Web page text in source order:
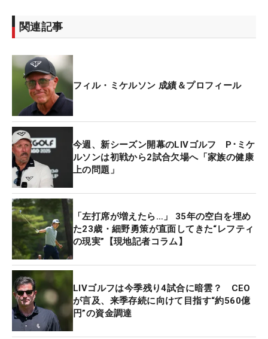
メンバーシップを剥奪したことを伝えた。
年3月のLIVゴルフ・サウスアフリカ大会。歴代覇者
に名を連ねる4月の「マスターズ」は「家族の健康
問題」を理由に欠場し、5月上旬にはLIVゴルフの次
戦、2021年にメジャー最年長記録で制した「全米プ
ロ選手権」にも出場しないことを発表した。なおミ
ケルソンは、2位に6度入っている来週の「全米オー
プン」の出場資格は持っていない。
関連記事
フィル・ミケルソン 成績＆プロフィール
今週、新シーズン開幕のLIVゴルフ P･ミケ
ルソンは初戦から2試合欠場へ「家族の健康
上の問題」
「左打席が増えたら…」 35年の空白を埋め
た23歳・細野勇策が直面してきた“レフティ
の現実”【現地記者コラム】
LIVゴルフは今季残り4試合に暗雲？ CEO
が言及、来季存続に向けて目指す“約560億
円”の資金調達